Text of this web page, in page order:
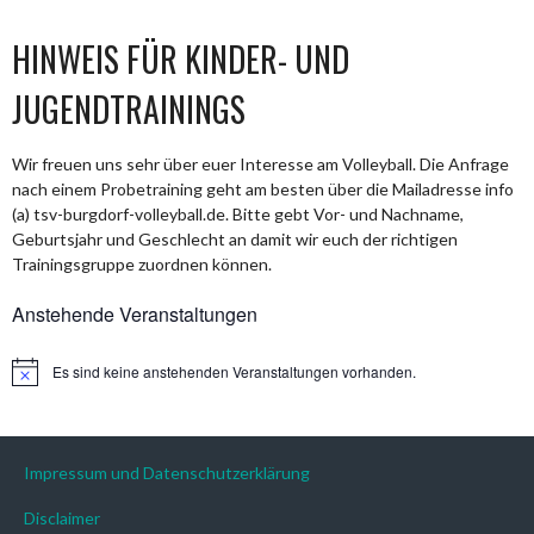
HINWEIS FÜR KINDER- UND
JUGENDTRAININGS
Wir freuen uns sehr über euer Interesse am Volleyball. Die Anfrage
nach einem Probetraining geht am besten über die Mailadresse info
(a) tsv-burgdorf-volleyball.de. Bitte gebt Vor- und Nachname,
Geburtsjahr und Geschlecht an damit wir euch der richtigen
Trainingsgruppe zuordnen können.
Anstehende Veranstaltungen
HinweisEs sind keine anstehenden Veranstaltungen vorhanden.
Impressum und Datenschutzerklärung
Disclaimer